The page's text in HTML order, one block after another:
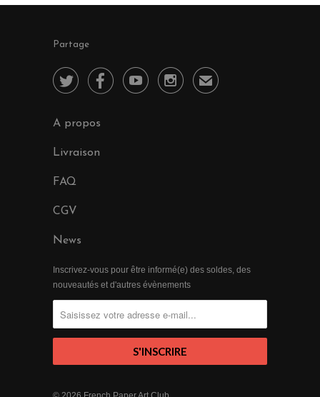
Partage
    ✉
A propos
Livraison
FAQ
CGV
News
Inscrivez-vous pour être informé(e) des soldes, des
nouveautés et d'autres évènements